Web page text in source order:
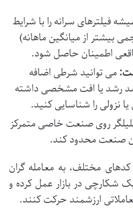
فیلترهای سرانه را با شرایط
بیشتر از میانگین ماهانه)
اطمینان حاصل شود.
می توانید شرطی اضافه
رشد یا افت مشخصی داشته
نزولی را شناسایی کنید.
روی صنعت خاصی متمرکز
آن صنعت محدود کند.
کدهای مختلف، به معامله گران
شکارچی در بازار عمل کرده و
ارزشمند حرکت کنند.